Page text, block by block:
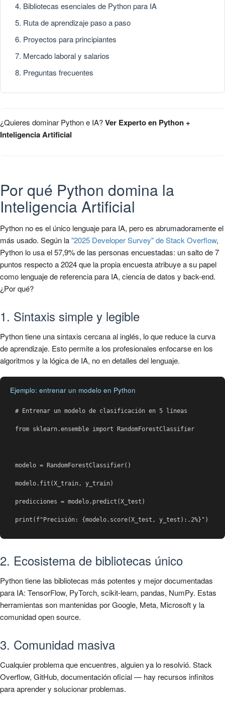
Bibliotecas esenciales de Python para IA
Ruta de aprendizaje paso a paso
Proyectos para principiantes
Mercado laboral y salarios
Preguntas frecuentes
¿Quieres dominar Python e IA?Ver Experto en Python +
Inteligencia Artificial
Por qué Python domina la
Inteligencia Artificial
Python no es el único lenguaje para IA, pero es abrumadoramente el
más usado. Según la"2025 Developer Survey" de Stack Overflow,
Python lo usa el 57,9% de las personas encuestadas: un salto de 7
puntos respecto a 2024 que la propia encuesta atribuye a su papel
como lenguaje de referencia para IA, ciencia de datos y back-end.
¿Por qué?
1. Sintaxis simple y legible
Python tiene una sintaxis cercana al inglés, lo que reduce la curva
de aprendizaje. Esto permite a los profesionales enfocarse en los
algoritmos y la lógica de IA, no en detalles del lenguaje.
Ejemplo: entrenar un modelo en Python
# Entrenar un modelo de clasificación en 5 líneas
from sklearn.ensemble import RandomForestClassifier
modelo = RandomForestClassifier()
modelo.fit(X_train, y_train)
predicciones = modelo.predict(X_test)
print(f"Precisión: {modelo.score(X_test, y_test):.2%}")
2. Ecosistema de bibliotecas único
Python tiene las bibliotecas más potentes y mejor documentadas
para IA: TensorFlow, PyTorch, scikit-learn, pandas, NumPy. Estas
herramientas son mantenidas por Google, Meta, Microsoft y la
comunidad open source.
3. Comunidad masiva
Cualquier problema que encuentres, alguien ya lo resolvió. Stack
Overflow, GitHub, documentación oficial — hay recursos infinitos
para aprender y solucionar problemas.